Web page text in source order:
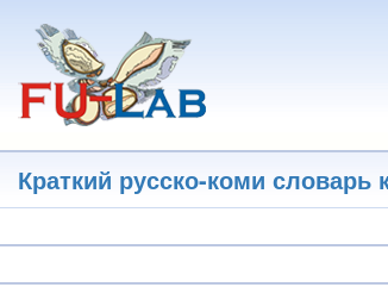
основному
содержанию
Краткий русско-коми